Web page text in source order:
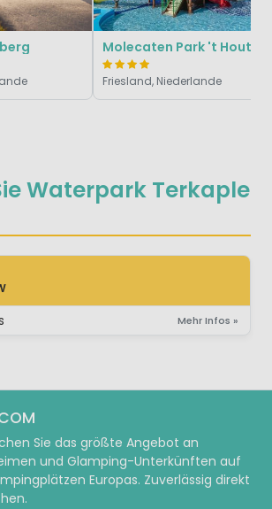
Waterpark Terkaple
Mehr Infos »
Molecaten Park 't Hout
Friesland, Niederlande
Sie das größte Angebot an
und Glamping-Unterkünften auf
Europas. Zuverlässig direkt